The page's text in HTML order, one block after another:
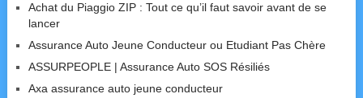
Achat du Piaggio ZIP : Tout ce qu’il faut savoir avant de se
lancer
Assurance Auto Jeune Conducteur ou Etudiant Pas Chère
ASSURPEOPLE | Assurance Auto SOS Résiliés
Axa assurance auto jeune conducteur